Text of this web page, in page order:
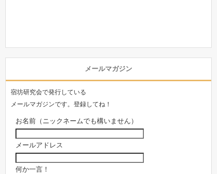
メールマガジン
宿坊研究会で発行している
メールマガジンです。登録してね！
お名前（ニックネームでも構いません）
メールアドレス
何か一言！